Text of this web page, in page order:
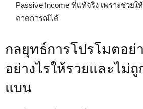
Passive Income ที่แท้จริง เพราะช่วย
คาดการณ์ได้
กลยุทธ์การโปรโมตอย่
อย่างไรให้รวยและไม่
แบน